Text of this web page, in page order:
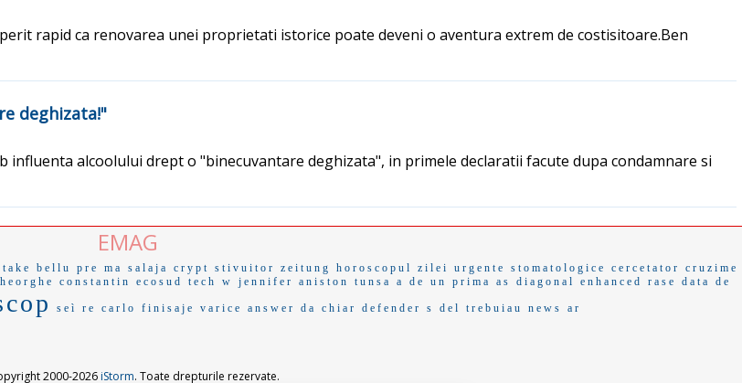
rapid ca renovarea unei proprietati istorice poate deveni o aventura extrem de costisitoare.Ben
deghizata!"
influenta alcoolului drept o "binecuvantare deghizata", in primele declaratii facute dupa condamnare si
EMAG
bellu pre ma salaja crypt stivuitor zeitung horoscopul zilei urgente stomatologice cercetator
cruzime
constantin ecosud tech w jennifer aniston tunsa a de un prima as diagonal enhanced rase data de
seì re carlo finisaje varice answer da chiar defender s del trebuiau news ar
2000-2026iStorm. Toate drepturile rezervate.